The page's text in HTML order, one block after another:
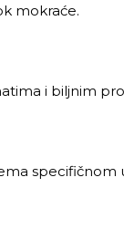
mokraće.
i biljnim